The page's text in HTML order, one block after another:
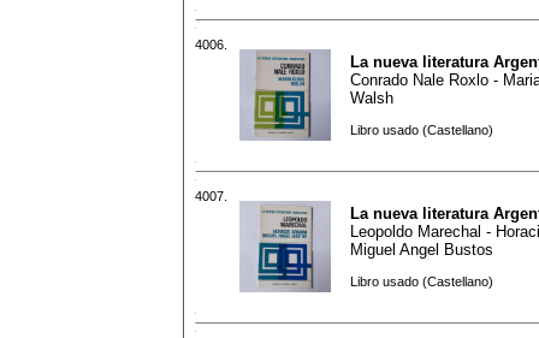
4006.
La nueva literatura
Conrado Nale Roxlo -
Walsh
Libro usado (Castellano)
4007.
La nueva literatura
Leopoldo Marechal -
Miguel Angel Bustos
Libro usado (Castellano)